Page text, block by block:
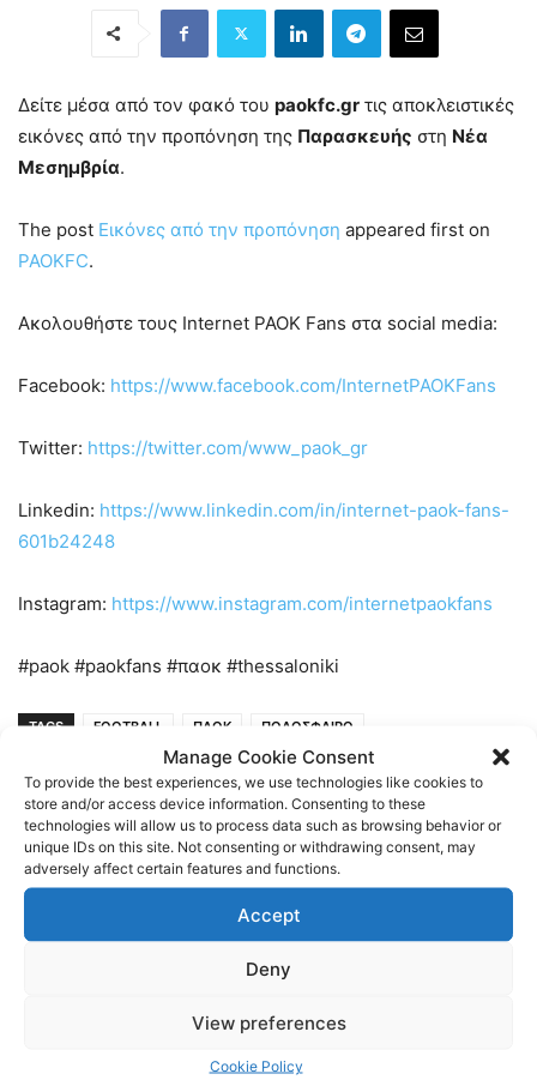
Manage Cookie Consent
To provide the best experiences, we use technologies like cookies to
store and/or access device information. Consenting to these
technologies will allow us to process data such as browsing behavior or
unique IDs on this site. Not consenting or withdrawing consent, may
adversely affect certain features and functions.
Accept
Deny
View preferences
Cookie Policy
Δείτε μέσα από τον φακό του paokfc.gr τις αποκλειστικές
εικόνες από την προπόνηση της Παρασκευής στη Νέα
Μεσημβρία.
The post Εικόνες από την προπόνηση appeared first on
PAOKFC.
Ακολουθήστε τους Internet PAOK Fans στα social media:
Facebook: https://www.facebook.com/InternetPAOKFans
Twitter: https://twitter.com/www_paok_gr
Linkedin: https://www.linkedin.com/in/internet-paok-fans-
601b24248
Instagram: https://www.instagram.com/internetpaokfans
#paok #paokfans #παοκ #thessaloniki
TAGS FOOTBALL ΠΑΟΚ ΠΟΔΟΣΦΑΙΡΟ
Previous article
Πρώτη νίκη για τον ΠΑΟΚ Β
Next article